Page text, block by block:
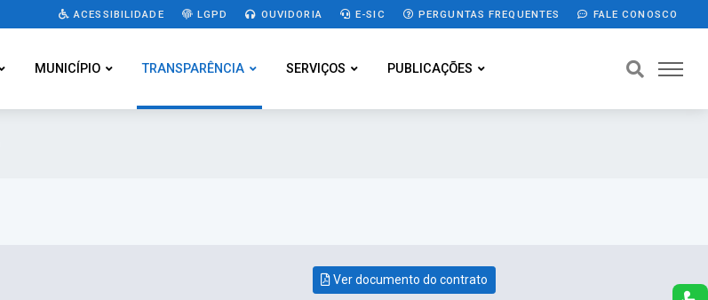
ACESSIBILIDADE LGPD OUVIDORIA E-SIC PERGUNTAS FREQUENTES FALE CONOSCO
MUNICÍPIO TRANSPARÊNCIA SERVIÇOS PUBLICAÇÕES
Ver documento do contrato